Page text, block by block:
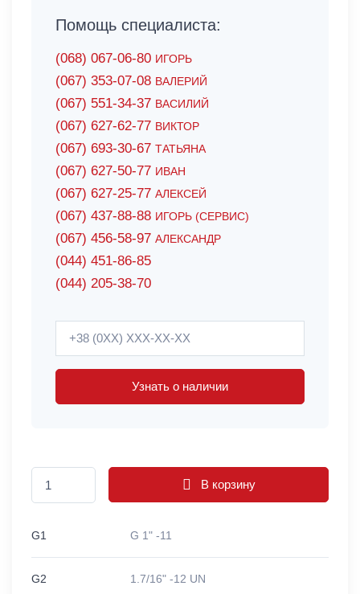
Помощь специалиста:
(068) 067-06-80 ИГОРЬ
(067) 353-07-08 ВАЛЕРИЙ
(067) 551-34-37 ВАСИЛИЙ
(067) 627-62-77 ВИКТОР
(067) 693-30-67 ТАТЬЯНА
(067) 627-50-77 ИВАН
(067) 627-25-77 АЛЕКСЕЙ
(067) 437-88-88 ИГОРЬ (СЕРВИС)
(067) 456-58-97 АЛЕКСАНДР
(044) 451-86-85
(044) 205-38-70
Узнать о наличии
В корзину
G1 G 1" -11
G2 1.7/16" -12 UN